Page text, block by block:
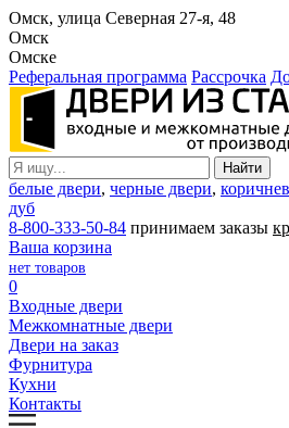
Омск, улица Северная 27-я, 48
Омск
Омске
Реферальная программа Рассрочка
белые двери, черные двери,
дуб
8-800-333-50-84 принимаем заказы
Ваша корзина
нет товаров
0
Входные двери
Межкомнатные двери
Двери на заказ
Фурнитура
Кухни
Контакты